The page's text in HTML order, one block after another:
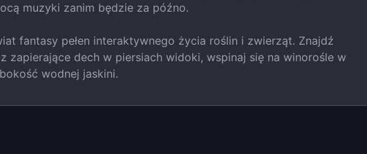
muzyki zanim będzie za późno.
fantasy pełen interaktywnego życia roślin i zwierząt. Znajdź
zapierające dech w piersiach widoki, wspinaj się na winorośle w
wodnej jaskini.